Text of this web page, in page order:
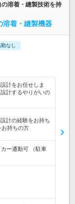
溶着・縫製技術を持
着・縫製機器
なし
計をお任せしま
計するやりがいの
計の経験をお持ち
お持ちの方
ー通勤可 （駐車